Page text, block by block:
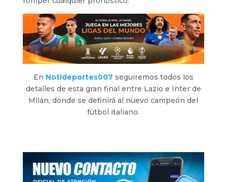
En Notideportes007 seguiremos todos los
detalles de esta gran final entre Lazio e Inter de
Milán, donde se definirá al nuevo campeón del
fútbol italiano.